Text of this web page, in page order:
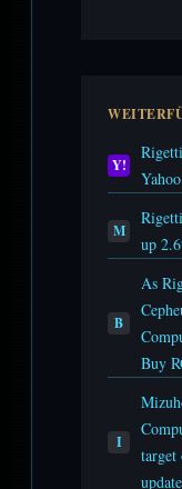
Y!
M
up
B
As
Buy
I
target
update